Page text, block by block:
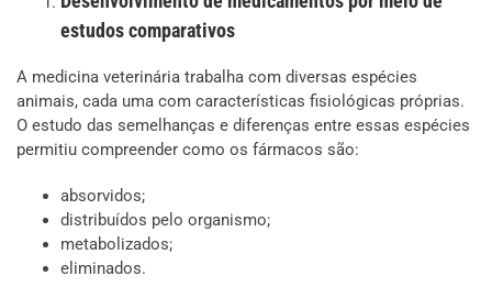
estudos comparativos
A medicina veterinária trabalha com diversas espécies
animais, cada uma com características fisiológicas próprias.
O estudo das semelhanças e diferenças entre essas espécies
permitiu compreender como os fármacos são:
absorvidos;
distribuídos pelo organismo;
metabolizados;
eliminados.